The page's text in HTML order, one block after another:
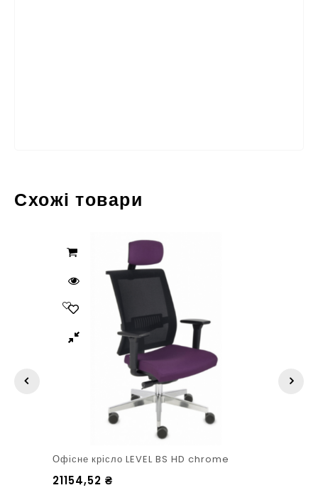
Схожі товари
Офісне крісло LEVEL BS HD chrome
21154,52 ₴